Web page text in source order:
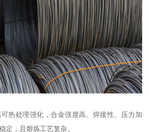
热处理强化，合金强度高、焊接性、压力加
定，且熔炼工艺复杂。